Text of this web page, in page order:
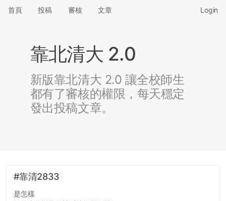
首頁 投稿 審核 文章 Login
靠北清大 2.0
新版靠北清大 2.0 讓全校師生
都有了審核的權限，每天穩定
發出投稿文章。
#靠清2833
是怎樣